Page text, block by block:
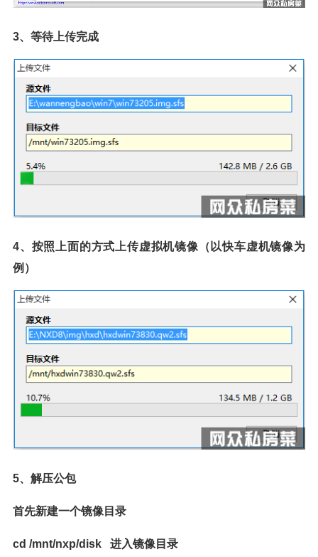
3、等待上传完成
4、按照上面的方式上传虚拟机镜像（以快车虚机镜像为
例）
5、解压公包
首先新建一个镜像目录
cd /mnt/nxp/disk 进入镜像目录